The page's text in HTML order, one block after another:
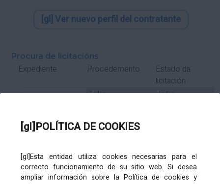
[gl]POLÍTICA DE COOKIES
[gl]Esta entidad utiliza cookies necesarias para el
correcto funcionamiento de su sitio web. Si desea
ampliar información sobre la Política de cookies y
[gl] Ver nuevo perfil del contratante
Procura de licitacións
Expediente Procedemento
Estado da
licitación
Subcontrato Tramitación
Órgano de contratación Título